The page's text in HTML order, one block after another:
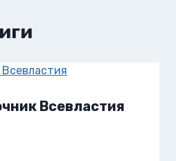
Всевластия